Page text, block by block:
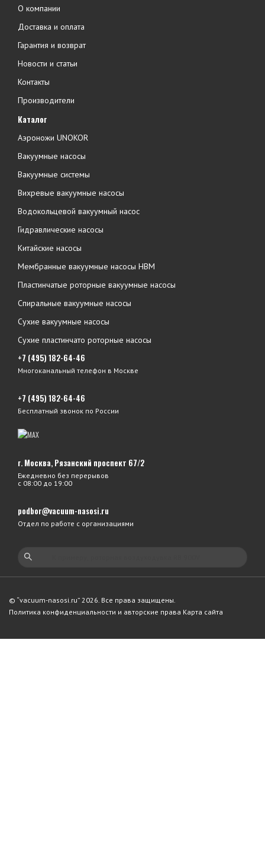
О компании
Доставка и оплата
Гарантия и возврат
Новости и статьи
Контакты
Производители
Каталог
Аэроножи UNOKOR
Вакуумные насосы
Вакуумные системы
Вихревые вакуумные насосы
Водокольцевой вакуумный насос
Гидравлические насосы
Китайские насосы
Мембранные вакуумные насосы НВМ
Пластинчатые роторные вакуумные насосы
Спиральные вакуумные насосы
Сухие вакуумные насосы
Сухие пластинчато роторные насосы
+7 (495) 182-64-46
Многоканальный телефон в Москве
+7 (495) 182-64-46
Бесплатный звонок по России
г. Москва, Рязанский проспект 67/2
Ежедневно без перерывов
с 08:00 до 19:00
podbor@vacuum-nasosi.ru
Отдел по работе с организациями
© “vacuum-nasosi.ru” 2026. Все права защищены.
Политика конфиденциальности и авторские права Карта сайта